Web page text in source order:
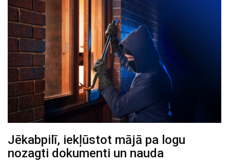
Jēkabpilī, iekļūstot mājā pa logu
nozagti dokumenti un nauda